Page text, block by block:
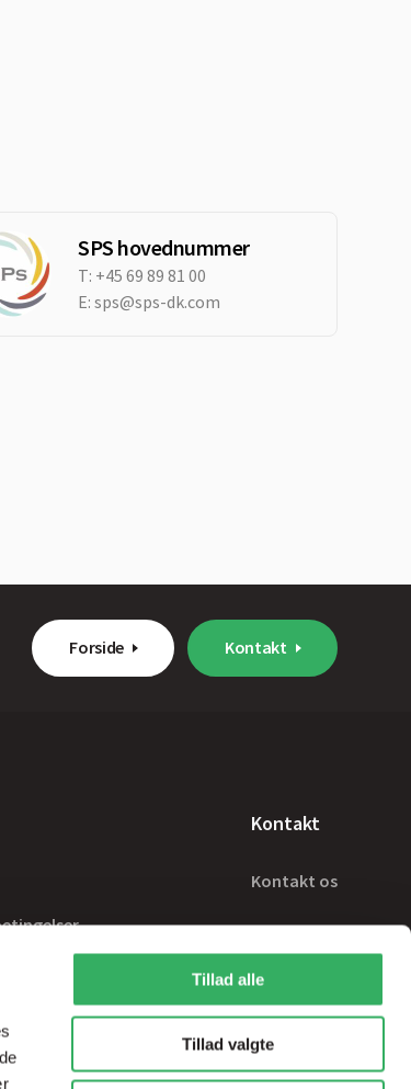
Tillad alle
Tillad valgte
SPS hovednummer
T: +45 69 89 81 00
E: sps@sps-dk.com
Forside Kontakt
Kontakt
Kontakt os